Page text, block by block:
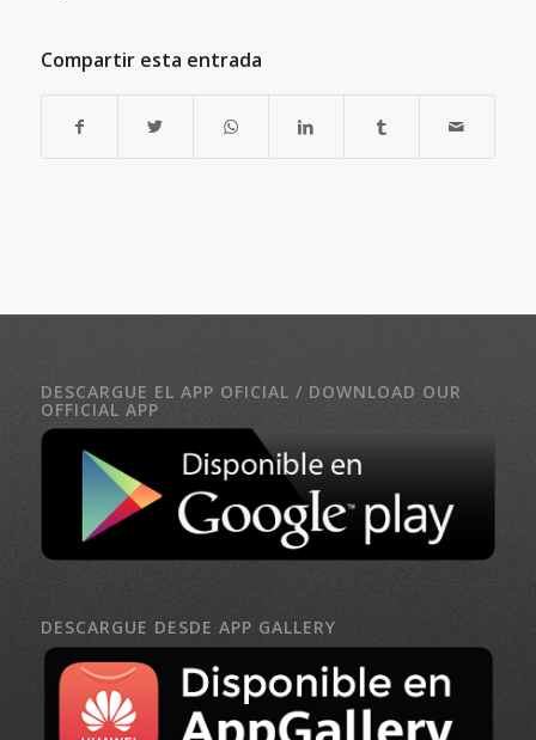
Compartir esta entrada
DESCARGUE EL APP OFICIAL / DOWNLOAD OUR
OFFICIAL APP
DESCARGUE DESDE APP GALLERY